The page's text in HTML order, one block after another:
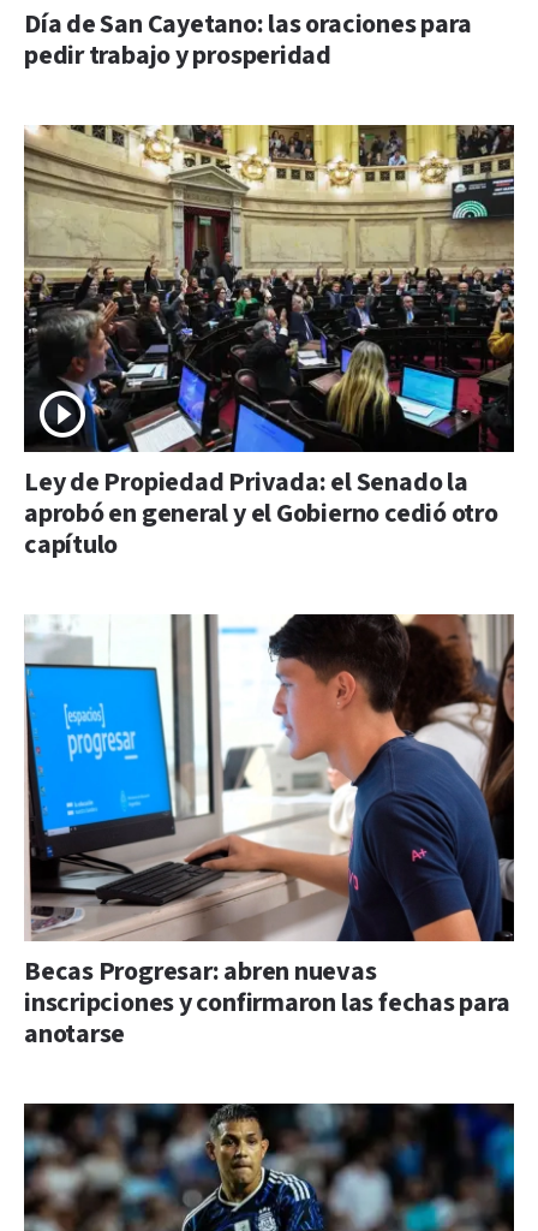
Día de San Cayetano: las oraciones para
pedir trabajo y prosperidad
Ley de Propiedad Privada: el Senado la
aprobó en general y el Gobierno cedió otro
capítulo
Becas Progresar: abren nuevas
inscripciones y confirmaron las fechas para
anotarse